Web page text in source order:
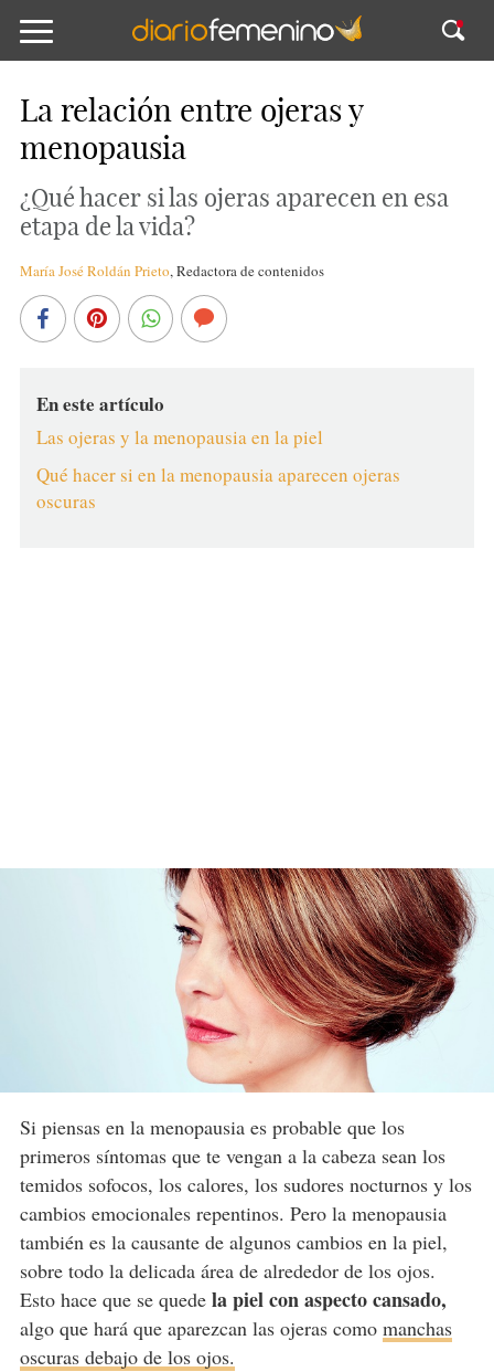
La relación entre ojeras y
menopausia
¿Qué hacer si las ojeras aparecen en esa
etapa de la vida?
María José Roldán Prieto,Redactora de contenidos
En este artículo
Las ojeras y la menopausia en la piel
Qué hacer si en la menopausia aparecen ojeras
oscuras
Si piensas en la menopausia es probable que los
primeros síntomas que te vengan a la cabeza sean los
temidos sofocos, los calores, los sudores nocturnos y los
cambios emocionales repentinos. Pero la menopausia
también es la causante de algunos cambios en la piel,
sobre todo la delicada área de alrededor de los ojos.
Esto hace que se quede la piel con aspecto cansado,
algo que hará que aparezcan las ojeras como manchas
oscuras debajo de los ojos.